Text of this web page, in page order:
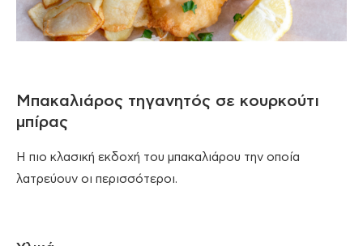
Μπακαλιάρος τηγανητός σε κουρκούτι
μπίρας
Η πιο κλασική εκδοχή του μπακαλιάρου την οποία
λατρεύουν οι περισσότεροι.